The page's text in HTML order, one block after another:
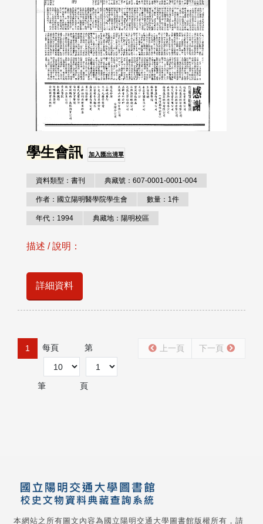
學生會訊 加入匯出清單
資料類型：書刊 典藏號：607-0001-0001-004
作者：國立陽明醫學院學生會 數量：1件
年代：1994 典藏地：陽明校區
描述 / 說明：
詳細資料
1 每頁
筆
第
頁
上一頁 下一頁
本網站之所有圖文內容為國立陽明交通大學圖書館版權所有，請